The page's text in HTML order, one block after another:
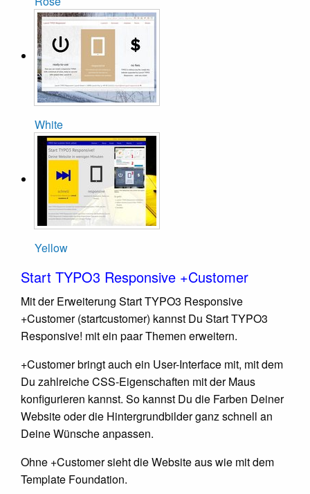
White
Yellow
Start TYPO3 Responsive +Customer
Mit der Erweiterung Start TYPO3 Responsive
+Customer (startcustomer) kannst Du Start TYPO3
Responsive! mit ein paar Themen erweitern.
+Customer bringt auch ein User-Interface mit, mit dem
Du zahlreiche CSS-Eigenschaften mit der Maus
konfigurieren kannst. So kannst Du die Farben Deiner
Website oder die Hintergrundbilder ganz schnell an
Deine Wünsche anpassen.
Ohne +Customer sieht die Website aus wie mit dem
Template Foundation.